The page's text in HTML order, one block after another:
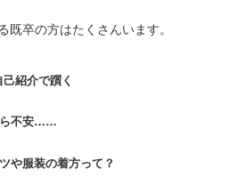
既卒の方はたくさんいます。
紹介で躓く
ら不安……
や服装の着方って？